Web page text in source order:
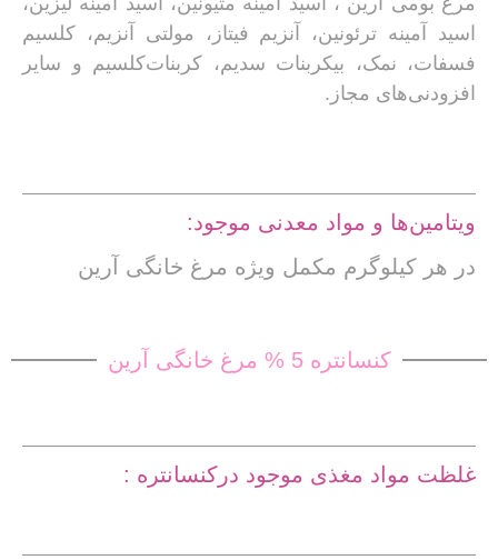
اسید آمینه ترئونین، آنزیم فیتاز، مولتی آنزیم، کلسیم
فسفات، نمک، بیکربنات سدیم، کربنات‌کلسیم و سایر
افزودنی‌های مجاز.
ویتامین‌ها و مواد معدنی موجود:
در هر کیلوگرم مکمل ویژه مرغ خانگی آرین
کنسانتره 5 % مرغ خانگی آرین
غلظت مواد مغذی موجود درکنسانتره :